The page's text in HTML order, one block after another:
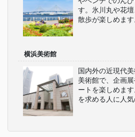
す。氷川丸や花
散歩が楽しめます
横浜美術館
国内外の近現代
美術館で、企画
ートを楽しめま
を求める人に人気